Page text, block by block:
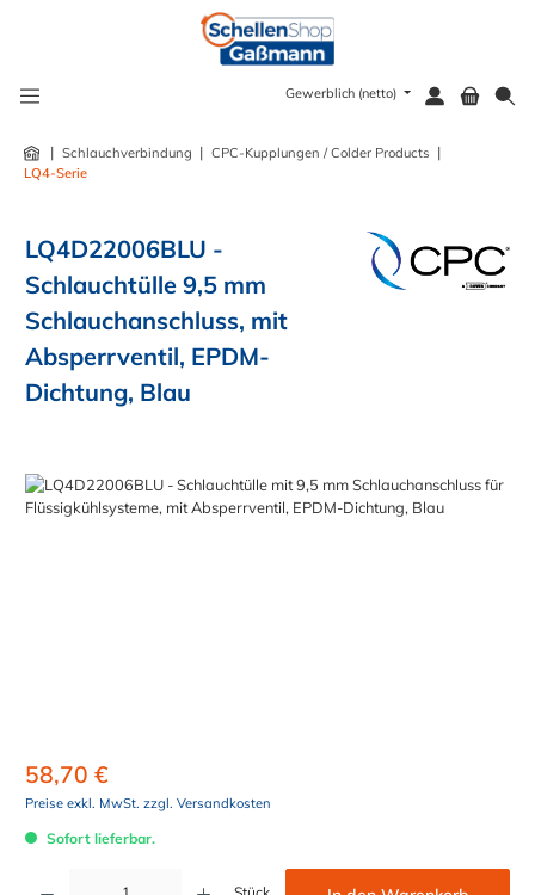
Gewerblich (netto)
| Schlauchverbindung | CPC-Kupplungen / Colder Products |
LQ4-Serie
LQ4D22006BLU -
Schlauchtülle 9,5 mm
Schlauchanschluss, mit
Absperrventil, EPDM-
Dichtung, Blau
Bildergalerie überspringen
58,70 €
Preise exkl. MwSt. zzgl. Versandkosten
Sofort lieferbar.